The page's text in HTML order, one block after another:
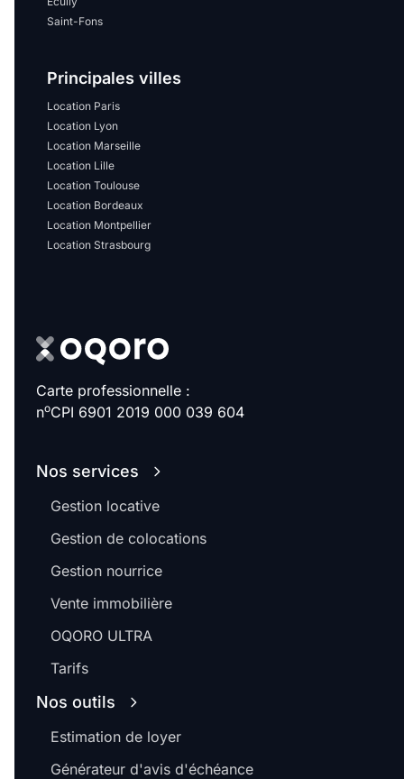
Saint-Fons
Principales villes
Location Paris
Location Lyon
Location Marseille
Location Lille
Location Toulouse
Location Bordeaux
Location Montpellier
Location Strasbourg
Carte professionnelle :
noCPI 6901 2019 000 039 604
Nos services
Gestion locative
Gestion de colocations
Gestion nourrice
Vente immobilière
OQORO ULTRA
Tarifs
Nos outils
Estimation de loyer
Générateur d'avis d'échéance